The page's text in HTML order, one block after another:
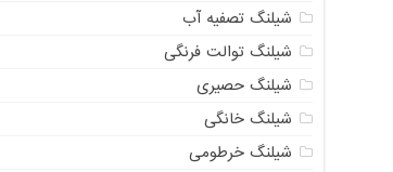
شیلنگ تصفیه آب
شیلنگ توالت فرنگی
شیلنگ حصیری
شیلنگ خانگی
شیلنگ خرطومی